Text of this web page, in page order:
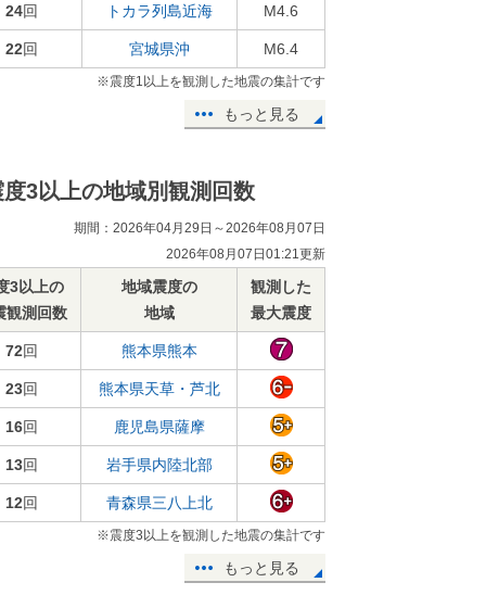
24回 トカラ列島近海 M4.6
22回 宮城県沖 M6.4
※震度1以上を観測した地震の集計です
もっと見る
度3以上の地域別観測回数
期間：2026年04月29日～2026年08月07日
2026年08月07日01:21更新
3以上の
観測回数
地域震度の
地域
観測した
最大震度
72回 熊本県熊本
23回 熊本県天草・芦北
16回 鹿児島県薩摩
13回 岩手県内陸北部
12回 青森県三八上北
※震度3以上を観測した地震の集計です
もっと見る